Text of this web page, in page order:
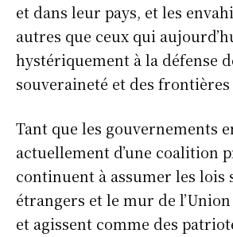
et dans leur pays, et les
autres que ceux qui
hystériquement à la défense
souveraineté et des
Tant que les gouvernements
actuellement d’une coalition
continuent à assumer les lois
étrangers et le mur de
et agissent comme des